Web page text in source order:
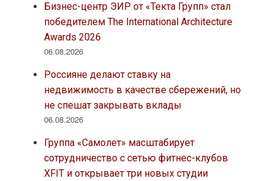
Бизнес-центр ЭИР от «Текта Групп» стал
победителем The International Architecture
Awards 2026
06.08.2026
Россияне делают ставку на
недвижимость в качестве сбережений, но
не спешат закрывать вклады
06.08.2026
Группа «Самолет» масштабирует
сотрудничество с сетью фитнес-клубов
XFIT и открывает три новых студии